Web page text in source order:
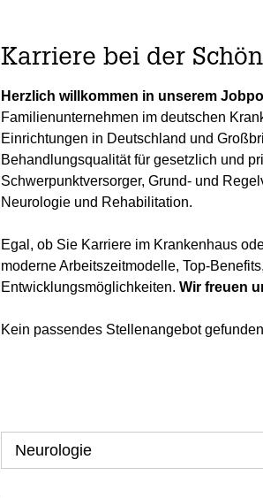
Karriere bei der
Herzlich willkommen in unserem
Familienunternehmen im deutschen
Einrichtungen in Deutschland und
Behandlungsqualität für gesetzlich und
Schwerpunktversorger, Grund- und
Neurologie und Rehabilitation.
Egal, ob Sie Karriere im Krankenhaus
moderne Arbeitszeitmodelle, Top-
Entwicklungsmöglichkeiten. Wir freuen
Kein passendes Stellenangebot